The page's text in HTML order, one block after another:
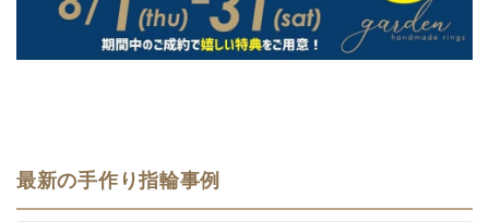
最新の手作り指輪事例